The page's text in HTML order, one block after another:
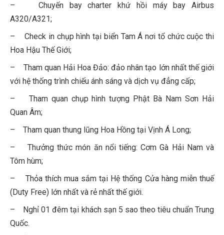
– Chuyến bay charter khứ hồi máy bay Airbus
A320/A321;
– Check in chụp hình tại biển Tam Á nơi tổ chức cuộc thi
Hoa Hậu Thế Giới;
– Tham quan Hải Hoa Đảo: đảo nhân tạo lớn nhất thế giới
với hệ thống trình chiếu ánh sáng và dịch vụ đẳng cấp;
– Tham quan chụp hình tượng Phật Bà Nam Sơn Hải
Quan Âm;
– Tham quan thung lũng Hoa Hồng tại Vịnh Á Long;
– Thưởng thức món ăn nổi tiếng: Cơm Gà Hải Nam và
Tôm hùm;
– Thỏa thích mua sắm tại Hệ thống Cửa hàng miễn thuế
(Duty Free) lớn nhất và rẻ nhất thế giới.
– Nghỉ 01 đêm tại khách sạn 5 sao theo tiêu chuẩn Trung
Quốc.